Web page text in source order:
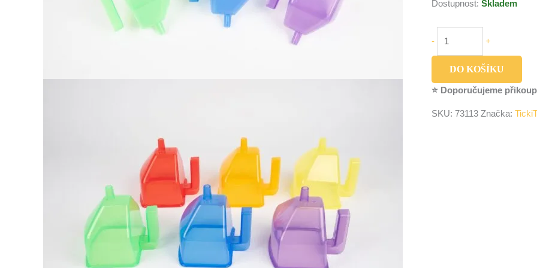
Dostupnost: Skladem
- +
DO KOŠÍKU
⭐ Doporučujeme
SKU: 73113 Značka: